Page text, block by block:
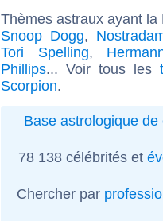
Thèmes astraux ayant
Snoop Dogg,
Tori Spelling,
Phillips... Voir tous les
Scorpion.
Base astrologique de
78 138 célébrités et
Chercher par